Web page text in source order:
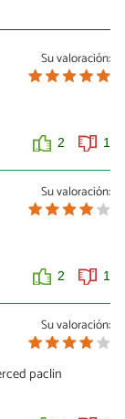
Su valoración:
2 1
Su valoración:
2 1
Su valoración:
paclin